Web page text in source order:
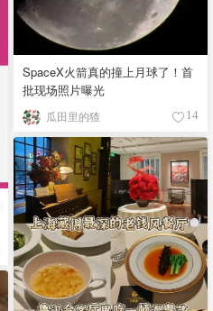
SpaceX火箭真的撞上月球了！首
批现场照片曝光
瓜田里的猹 14